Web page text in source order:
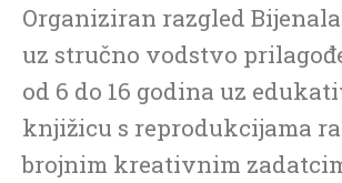
Organiziran razgled
uz stručno vodstvo
od 6 do 16 godina uz
knjižicu s reprodukcijama
brojnim kreativnim